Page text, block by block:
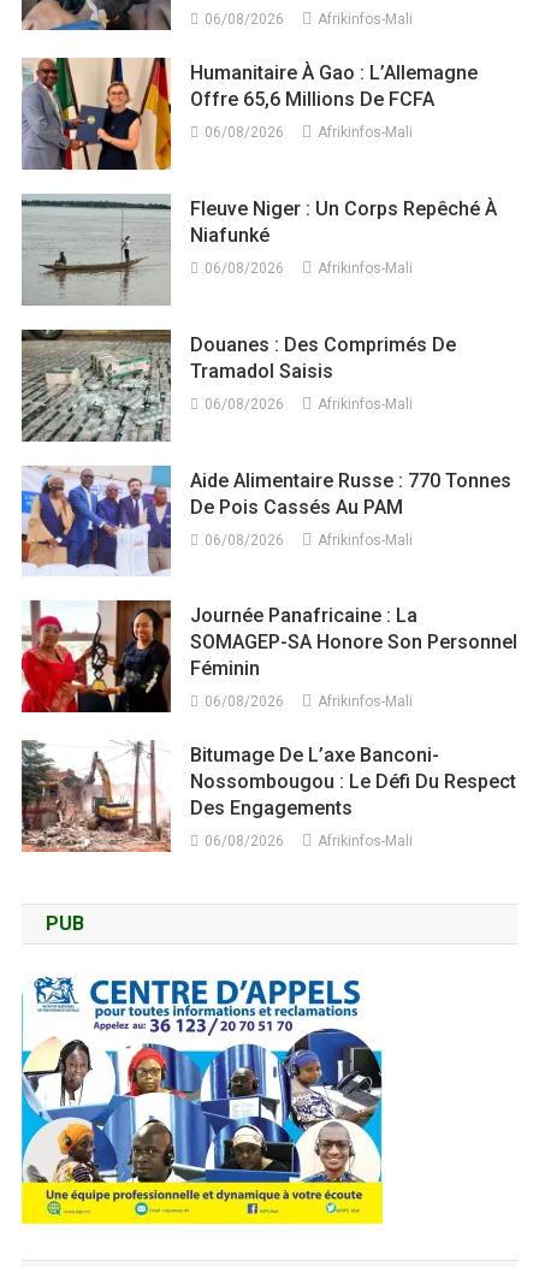
06/08/2026 Afrikinfos-Mali
Humanitaire À Gao : L’Allemagne
Offre 65,6 Millions De FCFA
06/08/2026 Afrikinfos-Mali
Fleuve Niger : Un Corps Repêché À
Niafunké
06/08/2026 Afrikinfos-Mali
Douanes : Des Comprimés De
Tramadol Saisis
06/08/2026 Afrikinfos-Mali
Aide Alimentaire Russe : 770 Tonnes
De Pois Cassés Au PAM
06/08/2026 Afrikinfos-Mali
Journée Panafricaine : La
SOMAGEP-SA Honore Son Personnel
Féminin
06/08/2026 Afrikinfos-Mali
Bitumage De L’axe Banconi-
Nossombougou : Le Défi Du Respect
Des Engagements
06/08/2026 Afrikinfos-Mali
PUB